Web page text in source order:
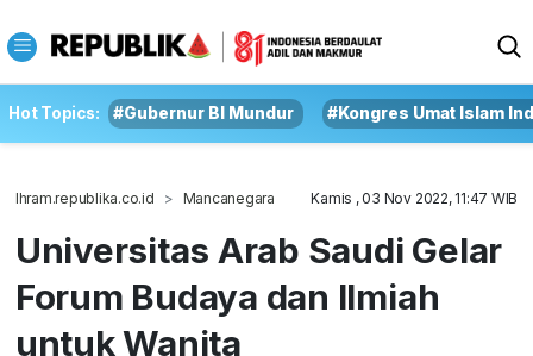
Hot Topics: #Gubernur BI Mundur #Kongres Umat Islam
Ihram.republika.co.id Mancanegara Kamis , 03 Nov 2022, 11:47 WIB
Universitas Arab Saudi Gelar
Forum Budaya dan Ilmiah
untuk Wanita